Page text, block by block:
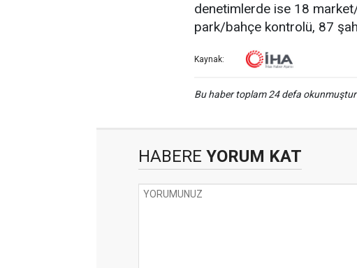
denetimlerde ise 18
park/bahçe kontrolü, 87
Kaynak:
Bu haber toplam 24 defa okunmuştur
HABERE YORUM KAT